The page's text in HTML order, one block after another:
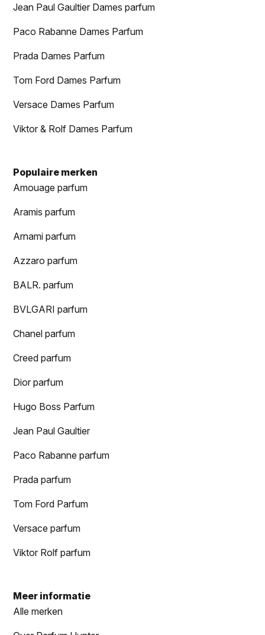
Jean Paul Gaultier Dames parfum
Paco Rabanne Dames Parfum
Prada Dames Parfum
Tom Ford Dames Parfum
Versace Dames Parfum
Viktor & Rolf Dames Parfum
Populaire merken
Amouage parfum
Aramis parfum
Arnami parfum
Azzaro parfum
BALR. parfum
BVLGARI parfum
Chanel parfum
Creed parfum
Dior parfum
Hugo Boss Parfum
Jean Paul Gaultier
Paco Rabanne parfum
Prada parfum
Tom Ford Parfum
Versace parfum
Viktor Rolf parfum
Meer informatie
Alle merken